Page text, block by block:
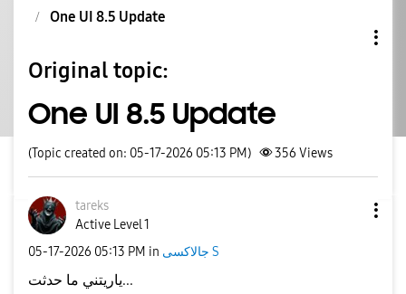
One UI 8.5 Update
Original topic:
One UI 8.5 Update
(Topic created on: 05-17-2026 05:13 PM) 356 Views
tareks
Active Level 1
‎05-17-2026 05:13 PM in جالاكسى S
ياريتني ما حدثت...